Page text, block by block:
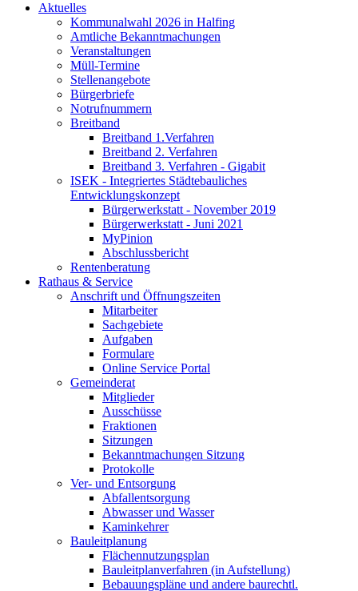
Aktuelles
Kommunalwahl 2026 in Halfing
Amtliche Bekanntmachungen
Veranstaltungen
Müll-Termine
Stellenangebote
Bürgerbriefe
Notrufnummern
Breitband
Breitband 1.Verfahren
Breitband 2. Verfahren
Breitband 3. Verfahren - Gigabit
ISEK - Integriertes Städtebauliches
Entwicklungskonzept
Bürgerwerkstatt - November 2019
Bürgerwerkstatt - Juni 2021
MyPinion
Abschlussbericht
Rentenberatung
Rathaus & Service
Anschrift und Öffnungszeiten
Mitarbeiter
Sachgebiete
Aufgaben
Formulare
Online Service Portal
Gemeinderat
Mitglieder
Ausschüsse
Fraktionen
Sitzungen
Bekanntmachungen Sitzung
Protokolle
Ver- und Entsorgung
Abfallentsorgung
Abwasser und Wasser
Kaminkehrer
Bauleitplanung
Flächennutzungsplan
Bauleitplanverfahren (in Aufstellung)
Bebauungspläne und andere baurechtl.